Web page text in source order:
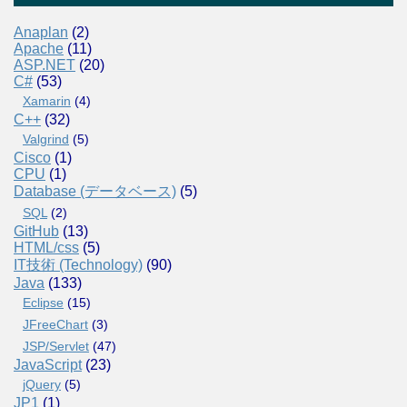
Anaplan (2)
Apache (11)
ASP.NET (20)
C# (53)
Xamarin (4)
C++ (32)
Valgrind (5)
Cisco (1)
CPU (1)
Database (データベース) (5)
SQL (2)
GitHub (13)
HTML/css (5)
IT技術 (Technology) (90)
Java (133)
Eclipse (15)
JFreeChart (3)
JSP/Servlet (47)
JavaScript(23)
jQuery (5)
JP1 (1)